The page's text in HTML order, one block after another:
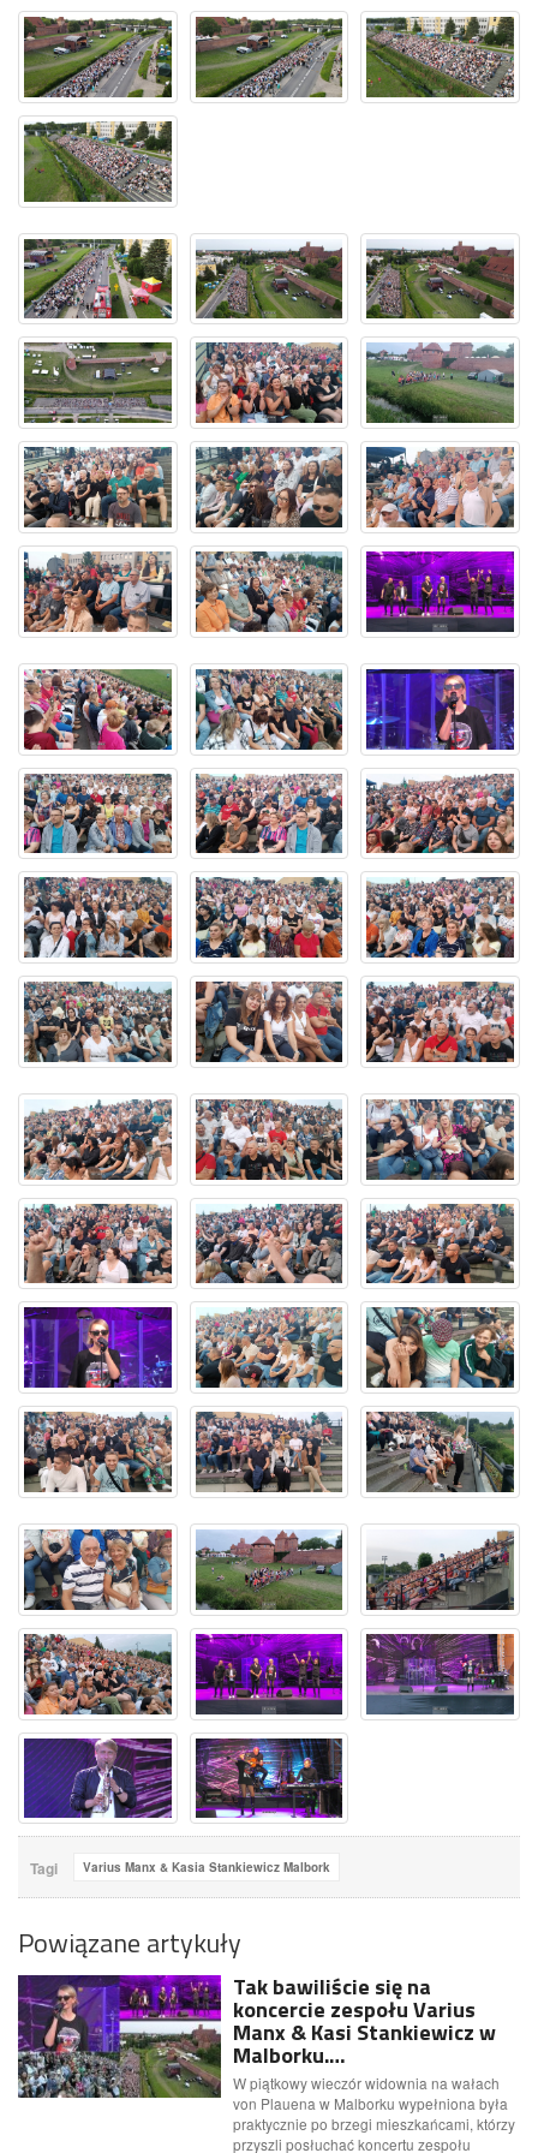
Tagi Varius Manx & Kasia Stankiewicz Malbork
Powiązane artykuły
Tak bawiliście się na
koncercie zespołu Varius
Manx & Kasi Stankiewicz w
Malborku.…
W piątkowy wieczór widownia na wałach
von Plauena w Malborku wypełniona była
praktycznie po brzegi mieszkańcami, którzy
przyszli posłuchać koncertu zespołu